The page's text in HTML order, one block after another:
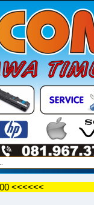
- 18.00 <<<<<<